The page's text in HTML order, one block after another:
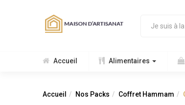
Accueil Alimentaires
Accueil Nos Packs Coffret Hammam